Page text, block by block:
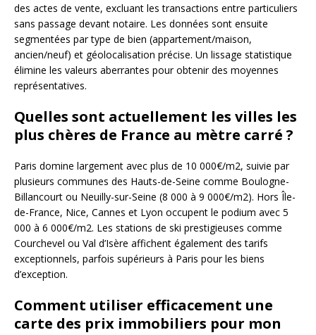
des actes de vente, excluant les transactions entre particuliers
sans passage devant notaire. Les données sont ensuite
segmentées par type de bien (appartement/maison,
ancien/neuf) et géolocalisation précise. Un lissage statistique
élimine les valeurs aberrantes pour obtenir des moyennes
représentatives.
Quelles sont actuellement les villes les
plus chères de France au mètre carré ?
Paris domine largement avec plus de 10 000€/m2, suivie par
plusieurs communes des Hauts-de-Seine comme Boulogne-
Billancourt ou Neuilly-sur-Seine (8 000 à 9 000€/m2). Hors Île-
de-France, Nice, Cannes et Lyon occupent le podium avec 5
000 à 6 000€/m2. Les stations de ski prestigieuses comme
Courchevel ou Val d’Isère affichent également des tarifs
exceptionnels, parfois supérieurs à Paris pour les biens
d’exception.
Comment utiliser efficacement une
carte des prix immobiliers pour mon